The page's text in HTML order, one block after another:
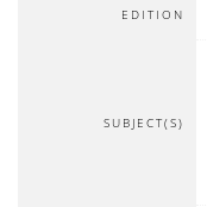
EDITION
SUBJECT(S)